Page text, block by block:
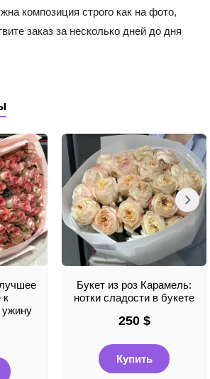
композиция строго как на фото,
заказ за несколько дней до дня
к
ужину
Букет из роз Карамель:
нотки сладости в букете
250 $
Купить